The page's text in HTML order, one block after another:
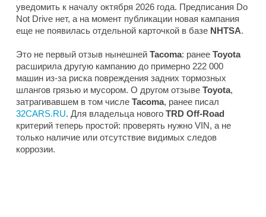
уведомить к началу октября 2026 года. Предписания Do
Not Drive нет, а на момент публикации новая кампания
еще не появилась отдельной карточкой в базе NHTSA.
Это не первый отзыв нынешней Tacoma: ранее Toyota
расширила другую кампанию до примерно 222 000
машин из-за риска повреждения задних тормозных
шлангов грязью и мусором. О другом отзыве Toyota,
затрагивавшем в том числе Tacoma, ранее писал
32CARS.RU. Для владельца нового TRD Off-Road
критерий теперь простой: проверять нужно VIN, а не
только наличие или отсутствие видимых следов
коррозии.